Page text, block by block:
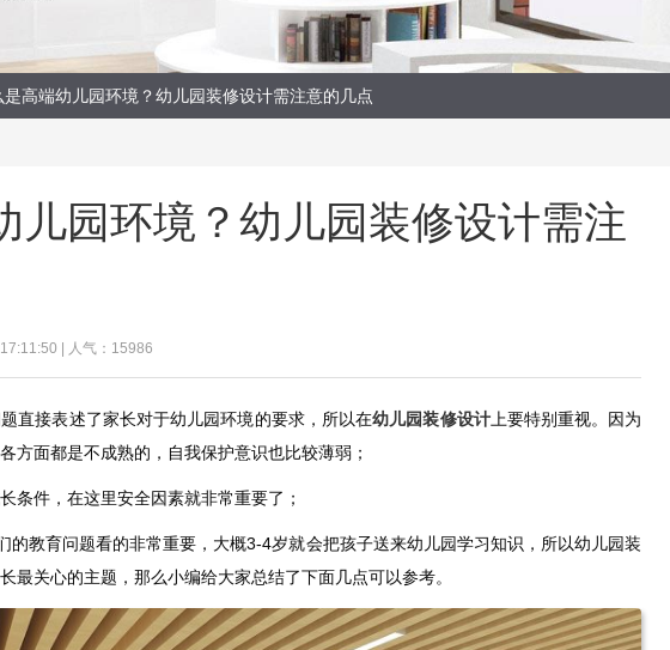
是高端幼儿园环境？幼儿园装修设计需注意的几点
儿园环境？幼儿园装修设计需注
| 人气：15986
直接表述了家长对于幼儿园环境的要求，所以在幼儿园装修设计上要特别重视。因为
方面都是不成熟的，自我保护意识也比较薄弱；
条件，在这里安全因素就非常重要了；
的教育问题看的非常重要，大概3-4岁就会把孩子送来幼儿园学习知识，所以幼儿园装
最关心的主题，那么小编给大家总结了下面几点可以参考。